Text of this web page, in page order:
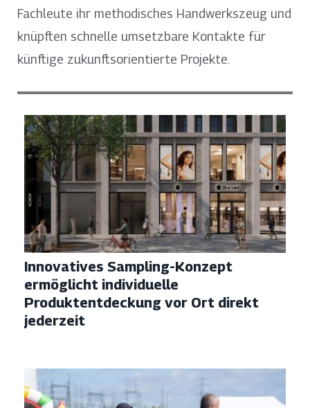
Fachleute ihr methodisches Handwerkszeug und
knüpften schnelle umsetzbare Kontakte für
künftige zukunftsorientierte Projekte.
Innovatives Sampling-Konzept
ermöglicht individuelle
Produktentdeckung vor Ort direkt
jederzeit